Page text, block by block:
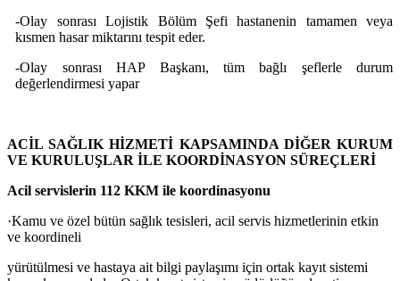
-Olay sonrası Lojistik Bölüm Şefi hastanenin tamamen veya
kısmen hasar miktarını tespit eder.
-Olay sonrası HAP Başkanı, tüm bağlı şeflerle durum
değerlendirmesi yapar
ACİL SAĞLIK HİZMETİ KAPSAMINDA DİĞER KURUM
VE KURULUŞLAR İLE KOORDİNASYON SÜREÇLERİ
Acil servislerin 112 KKM ile koordinasyonu
·Kamu ve özel bütün sağlık tesisleri, acil servis hizmetlerinin etkin
ve koordineli
yürütülmesi ve hastaya ait bilgi paylaşımı için ortak kayıt sistemi